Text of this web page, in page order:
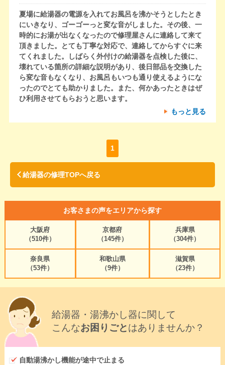
夏場に給湯器の電源を入れてお風呂を沸かそうとしたとき
にいきなり、ゴーゴーっと変な音がしました。その後、一
時的にお湯が出なくなったので修理屋さんに連絡して来て
頂きました。とても丁寧な対応で、連絡してからすぐに来
てくれました。しばらく外付けの給湯器を点検した後に、
壊れている箇所の詳細な説明があり、後日部品を交換した
ら変な音もなくなり、お風呂もいつも通り使えるようにな
ったのでとても助かりました。また、何かあったときはぜ
ひ利用させてもらおうと思います。
もっと見る
1
給湯器の修理TOPへ戻る
お客さまの声をエリアから探す
大阪府
（510件）
京都府
（145件）
兵庫県
（304件）
奈良県
（53件）
和歌山県
（9件）
滋賀県
（23件）
給湯器・湯沸かし器に関して
こんなお困りごとはありませんか？
自動湯沸かし機能が途中で止まる